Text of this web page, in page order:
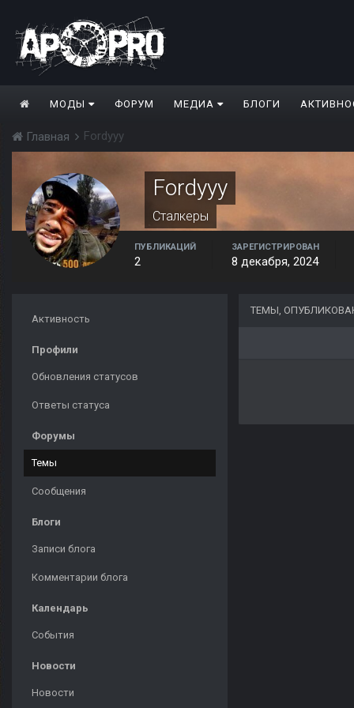
МОДЫ ФОРУМ МЕДИА БЛОГИ
Главная Fordyyy
Fordyyy
Сталкеры
ПУБЛИКАЦИЙ
2
ЗАРЕГИСТРИРОВАН
8 декабря, 2024
Активность
Профили
Обновления статусов
Ответы статуса
Форумы
Темы
Сообщения
Блоги
Записи блога
Комментарии блога
Календарь
События
Новости
Новости
ТЕМЫ,